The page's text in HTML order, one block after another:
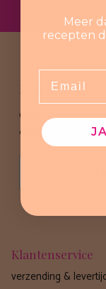
Laat je
Ontvang als eerste
collecties,
Email
Klantenservice
verzending &
Meer
recepten